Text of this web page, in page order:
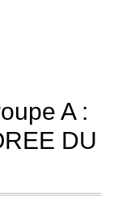
A :
DU